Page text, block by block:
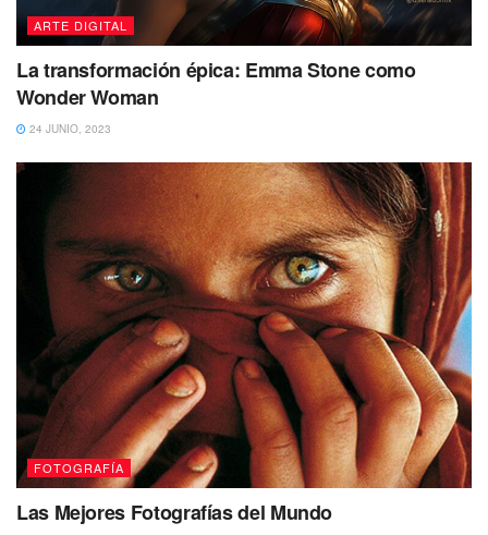
ARTE DIGITAL
La transformación épica: Emma Stone como
Wonder Woman
24 JUNIO, 2023
FOTOGRAFÍA
Las Mejores Fotografías del Mundo